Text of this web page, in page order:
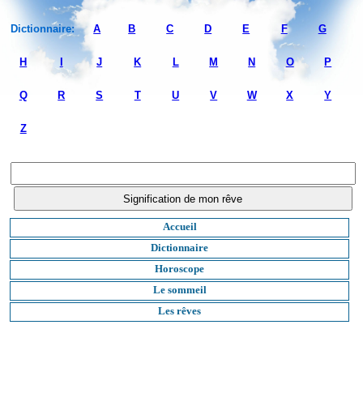
Dictionnaire: A B C D E F G
H J K L M N O P
Q R S T U V W X Y
Z
Accueil
Dictionnaire
Horoscope
Le sommeil
Les rêves